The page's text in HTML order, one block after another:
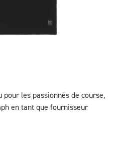
les passionnés de course,
en tant que fournisseur